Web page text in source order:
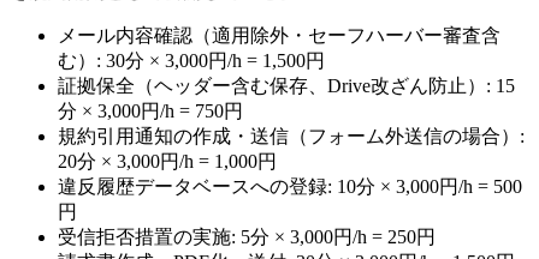
メール内容確認（適用除外・セーフハーバー審査含
む）: 30分 × 3,000円/h = 1,500円
証拠保全（ヘッダー含む保存、Drive改ざん防止）: 15
分 × 3,000円/h = 750円
規約引用通知の作成・送信（フォーム外送信の場合）:
20分 × 3,000円/h = 1,000円
違反履歴データベースへの登録: 10分 × 3,000円/h = 500
円
受信拒否措置の実施: 5分 × 3,000円/h = 250円